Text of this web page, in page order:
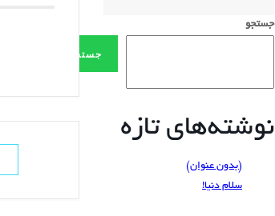
جستجو
جستجو
نوشته‌های تازه
(بدون عنوان)
سلام دنیا!